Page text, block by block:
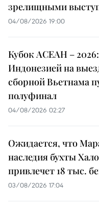
зрелищными
04/08/2026 19:00
Кубок АСЕАН –
Индонезией на
сборной Вьетнама
полуфинал
04/08/2026 02:27
Ожидается, что
наследия бухты
привлечет 18 тыс.
03/08/2026 17:04